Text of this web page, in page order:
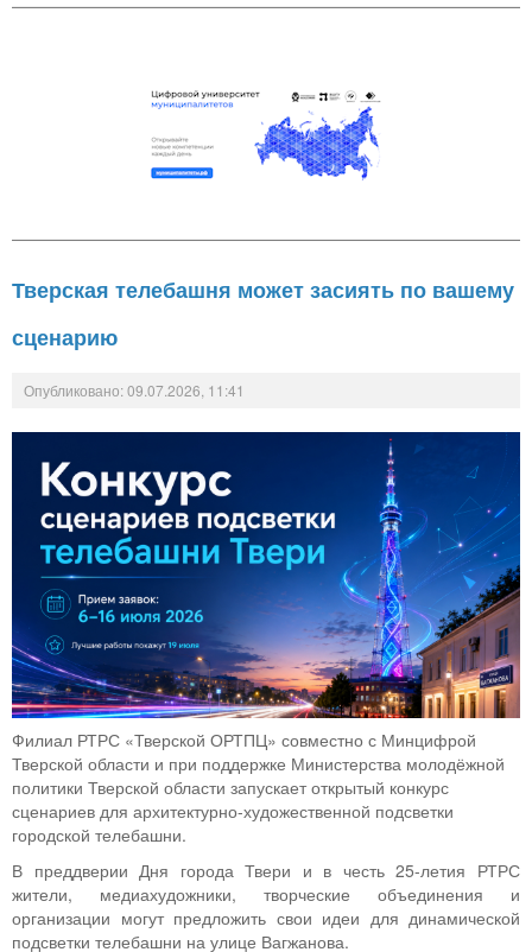
Тверская телебашня может засиять по вашему
сценарию
Опубликовано: 09.07.2026, 11:41
Филиал РТРС «Тверской ОРТПЦ» совместно с Минцифрой
Тверской области и при поддержке Министерства молодёжной
политики Тверской области запускает открытый конкурс
сценариев для архитектурно-художественной подсветки
городской телебашни.
В преддверии Дня города Твери и в честь 25-летия РТРС
жители, медиахудожники, творческие объединения и
организации могут предложить свои идеи для динамической
подсветки телебашни на улице Вагжанова.